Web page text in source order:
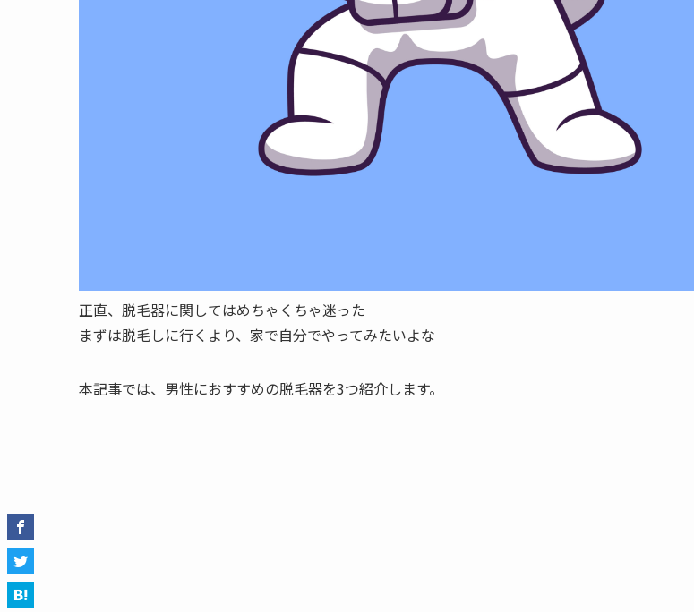
正直、脱毛器に関してはめちゃくちゃ迷った
まずは脱毛しに行くより、家で自分でやってみたいよな
本記事では、男性におすすめの脱毛器を3つ紹介します。